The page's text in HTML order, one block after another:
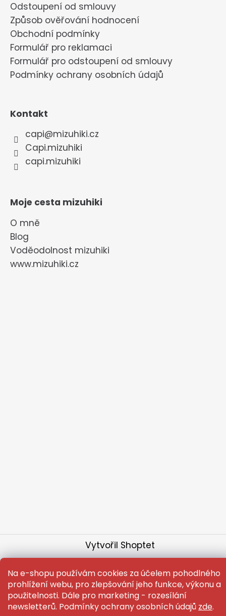
Na e-shopu používám cookies za účelem pohodlného
prohlížení webu, pro zlepšování jeho funkce, výkonu a
použitelnosti. Dále pro marketing - rozesílání
newsletterů. Podmínky ochrany osobních údajů zde.
Odstoupení od smlouvy
Způsob ověřování hodnocení
Obchodní podmínky
Formulář pro reklamaci
Formulář pro odstoupení od smlouvy
Podmínky ochrany osobních údajů
Kontakt
capi@mizuhiki.cz
Capi.mizuhiki
capi.mizuhiki
Moje cesta mizuhiki
O mně
Blog
Voděodolnost mizuhiki
www.mizuhiki.cz
Vytvořil Shoptet
Copyright 2026Capi.mizuhiki. Všechna práva
vyhrazena.Upravit nastavení cookies